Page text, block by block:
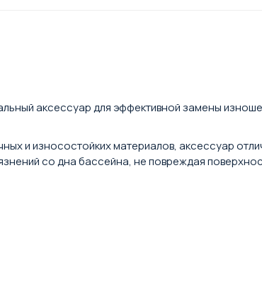
аксессуар для эффективной замены
и износостойких материалов, аксессуар
со дна бассейна, не повреждая